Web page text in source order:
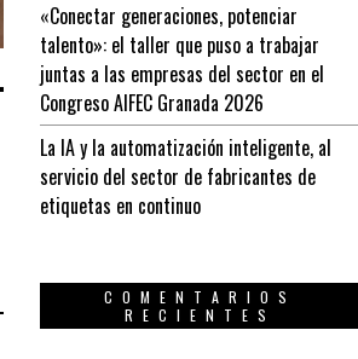
«Conectar generaciones, potenciar
talento»: el taller que puso a trabajar
juntas a las empresas del sector en el
Congreso AIFEC Granada 2026
La IA y la automatización inteligente, al
servicio del sector de fabricantes de
etiquetas en continuo
COMENTARIOS
RECIENTES